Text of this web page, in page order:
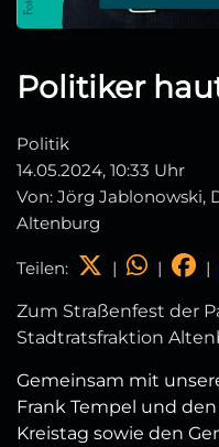
Politiker
Politik
14.05.2024, 10:33 Uhr
Von: Jörg Jablonowski,
Altenburg
Teilen: | | |
Zum Straßenfest der
Stadtratsfraktion
Gemeinsam mit
Frank Tempel und
Kreistag sowie den